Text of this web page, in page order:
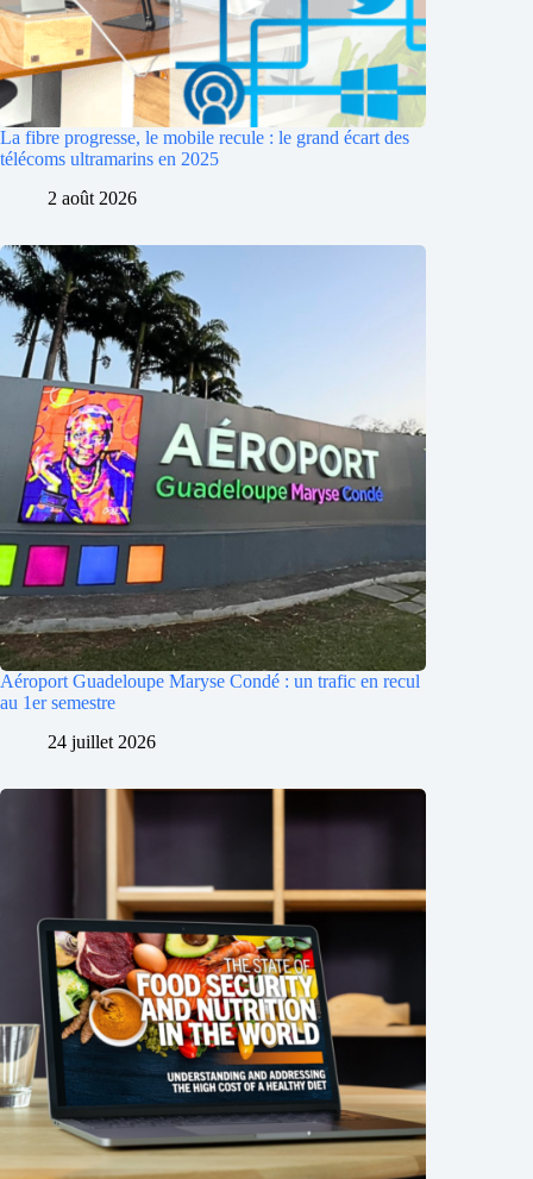
La fibre progresse, le mobile recule : le grand écart des
télécoms ultramarins en 2025
2 août 2026
Aéroport Guadeloupe Maryse Condé : un trafic en recul
au 1er semestre
24 juillet 2026